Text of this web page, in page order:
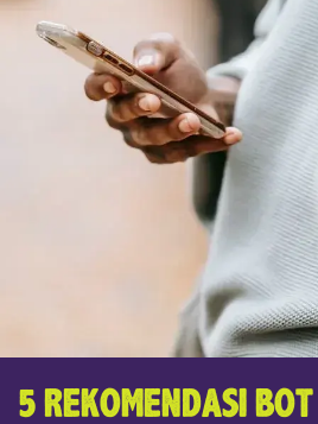
5 REKOMENDASI